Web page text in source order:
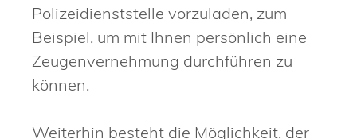
Polizeidienststelle vorzuladen, zum
Beispiel, um mit Ihnen persönlich eine
Zeugenvernehmung durchführen zu
können.
Weiterhin besteht die Möglichkeit, der